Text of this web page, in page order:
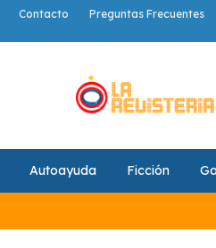
Contacto Preguntas Frecuentes
Autoayuda Ficción